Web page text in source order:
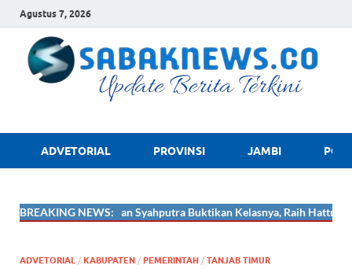
Agustus 7, 2026
ADVETORIAL PROVINSI JAMBI
BREAKING NEWS:
🔴Ade Mardian Syahputra Buktikan Kelasnya, Raih Hattrick
ADVETORIAL / KABUPATEN / PEMERINTAH / TANJAB TIMUR